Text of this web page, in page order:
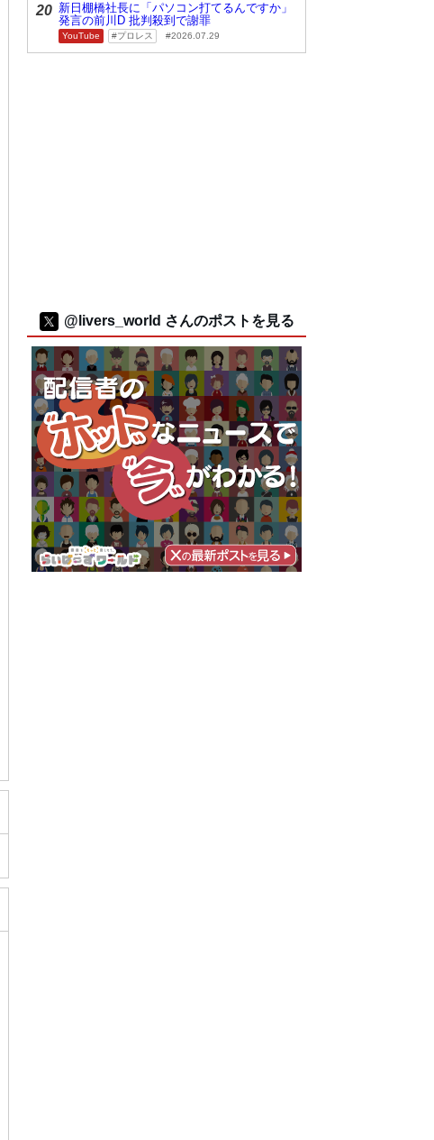
20 新日棚橋社長に「パソコン打てるんですか」
発言の前川D 批判殺到で謝罪
YouTube プロレス 2026.07.29
@livers_world さんのポストを見る